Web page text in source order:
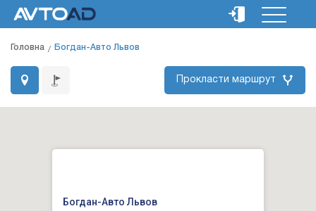
Головна Богдан-Авто Львов
Прокласти маршрут
Богдан-Авто Львов